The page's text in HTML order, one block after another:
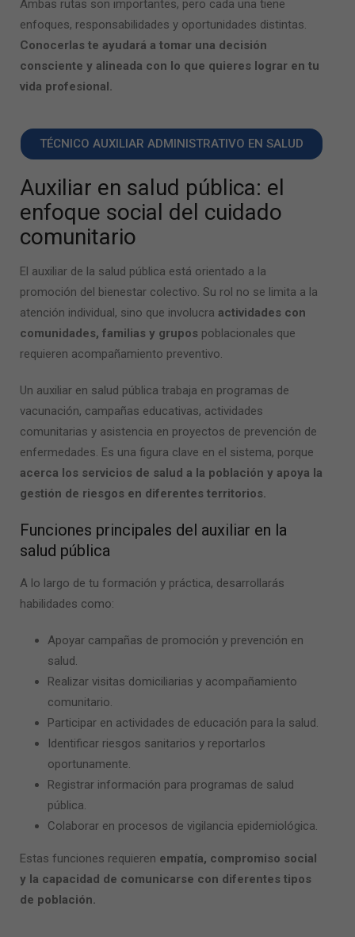
Ambas rutas son importantes, pero cada una tiene
enfoques, responsabilidades y oportunidades distintas.
Conocerlas te ayudará a tomar una decisión
consciente y alineada con lo que quieres lograr en tu
vida profesional.
TÉCNICO AUXILIAR ADMINISTRATIVO EN SALUD
Auxiliar en salud pública: el
enfoque social del cuidado
comunitario
El auxiliar de la salud pública está orientado a la
promoción del bienestar colectivo. Su rol no se limita a la
atención individual, sino que involucra actividades con
comunidades, familias y grupos poblacionales que
requieren acompañamiento preventivo.
Un auxiliar en salud pública trabaja en programas de
vacunación, campañas educativas, actividades
comunitarias y asistencia en proyectos de prevención de
enfermedades. Es una figura clave en el sistema, porque
acerca los servicios de salud a la población y apoya la
gestión de riesgos en diferentes territorios.
Funciones principales del auxiliar en la
salud pública
A lo largo de tu formación y práctica, desarrollarás
habilidades como:
Apoyar campañas de promoción y prevención en
salud.
Realizar visitas domiciliarias y acompañamiento
comunitario.
Participar en actividades de educación para la salud.
Identificar riesgos sanitarios y reportarlos
oportunamente.
Registrar información para programas de salud
pública.
Colaborar en procesos de vigilancia epidemiológica.
Estas funciones requieren empatía, compromiso social
y la capacidad de comunicarse con diferentes tipos
de población.